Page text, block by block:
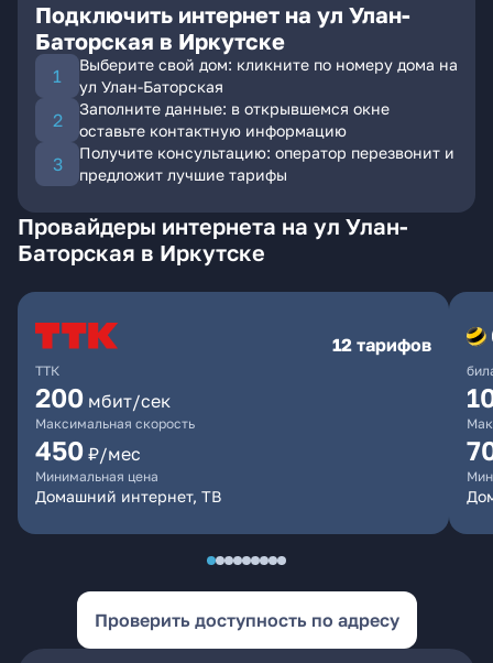
Подключить интернет на ул Улан-
Баторская в Иркутске
Выберите свой дом: кликните по номеру дома на
ул Улан-Баторская
Заполните данные: в открывшемся окне
оставьте контактную информацию
Получите консультацию: оператор перезвонит и
предложит лучшие тарифы
Провайдеры интернета на ул Улан-
Баторская в Иркутске
ТТК
12 тарифов
200 мбит/сек
Максимальная скорость
450 ₽/мес
Минимальная цена
Домашний интернет, ТВ
Проверить доступность по адресу